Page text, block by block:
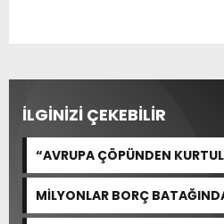
İLGİNİZİ ÇEKEBİLİR
“AVRUPA ÇÖPÜNDEN
FEDA EDEMEZSİNİZ!”
MİLYONLAR BORÇ
CEVABI: “ARAŞTIRMAYALIM!”